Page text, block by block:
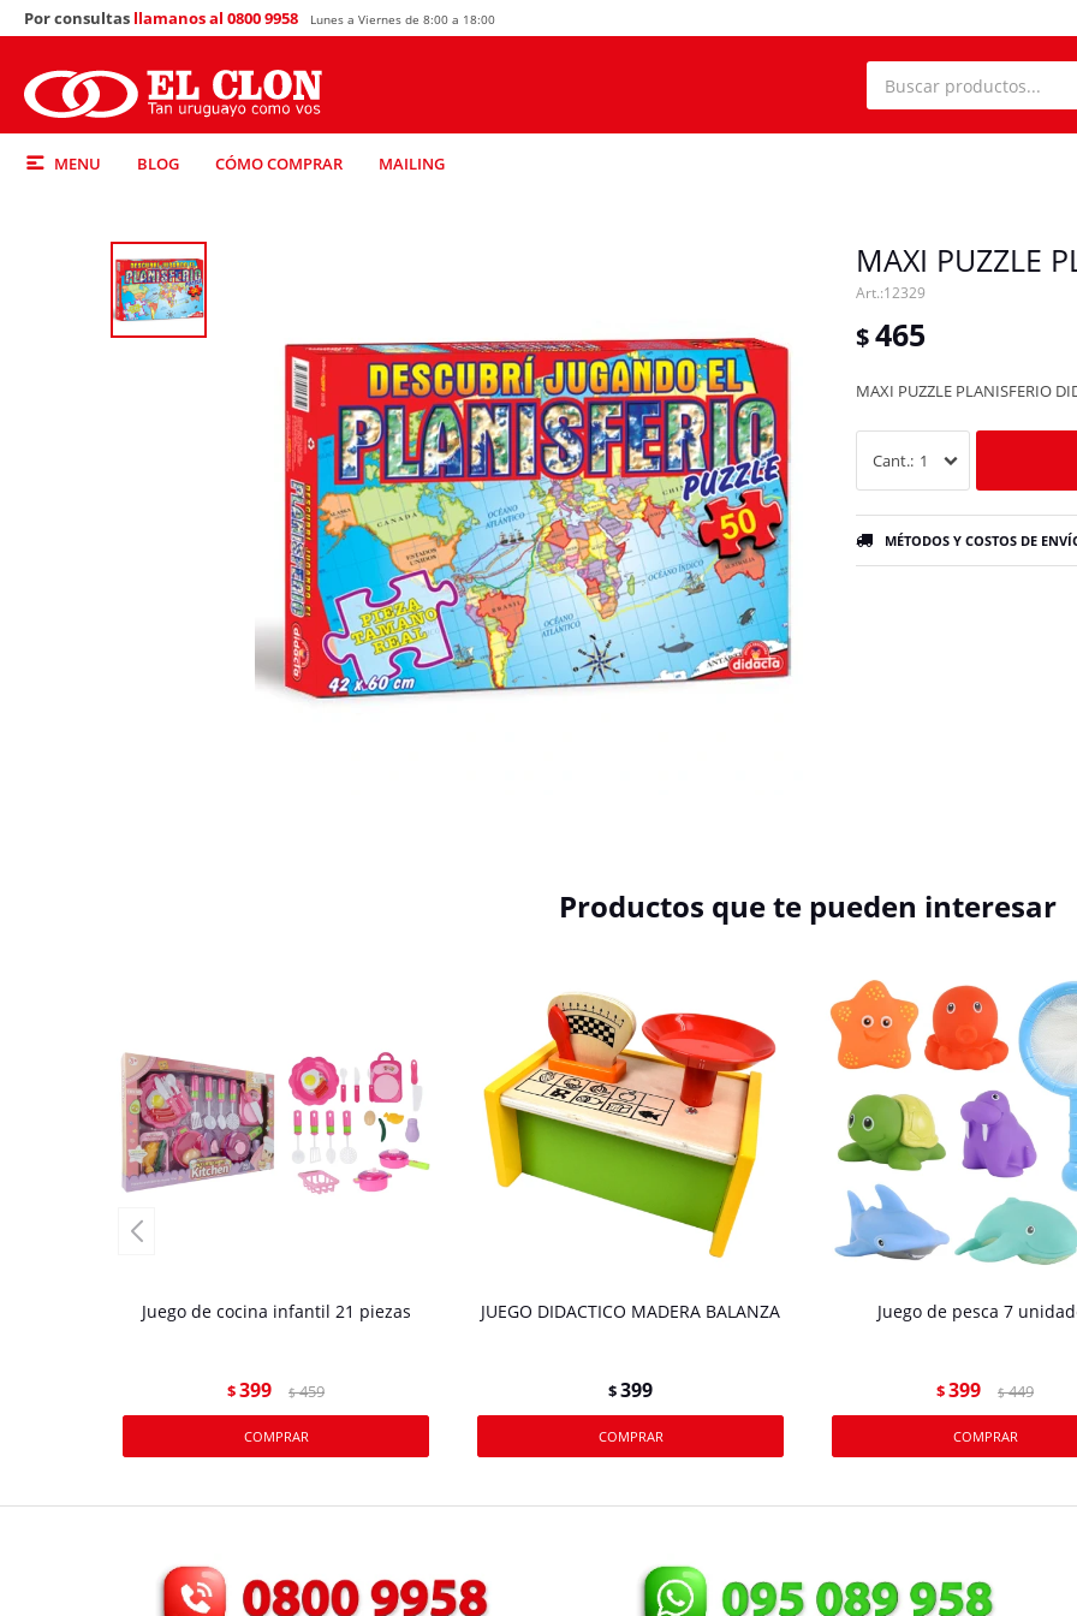
MENU BLOG CÓMO COMPRAR MAILING
Por consultas llamanos al 0800 9958 Lunes a Viernes de 8:00 a 18:00
MAXI PUZZLE
12329
$465
MAXI PUZZLE PLANISFERIO
1
MÉTODOS Y COSTOS DE
Productos que te pueden interesar
Juego de cocina infantil 21 piezas
$399 $ 459
JUEGO DIDACTICO MADERA BALANZA
$399
Juego de pesca 7
$399 $ 449